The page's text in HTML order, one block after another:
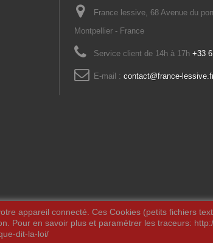
France lessive, 68 Avenue du
Montpellier - France
Service client de 14h à 17h +33
E-mail : contact@france-
appareil connecté. Ces Cookies (petits fichiers
Pour en savoir plus et paramétrer les traceurs:
dit-la-loi/